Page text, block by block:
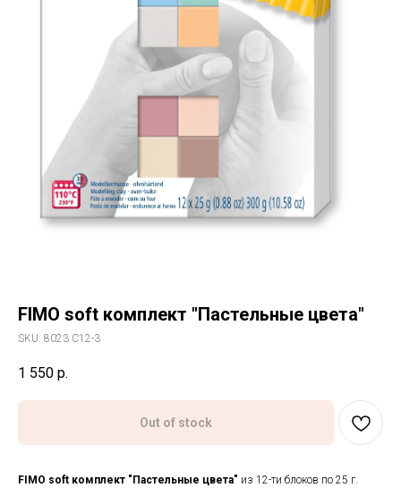
FIMO soft комплект "Пастельные цвета"
SKU: 8023 C12-3
1 550 р.
Out of stock
FIMO soft комплект "Пастельные цвета" из 12-ти блоков по 25 г.